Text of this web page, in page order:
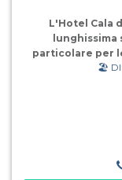
L'Hotel Cala
lunghissima
particolare per
Cala dei Pini è
ubicato nel
scoprire.
rigorosamente
pastello.
🏖️